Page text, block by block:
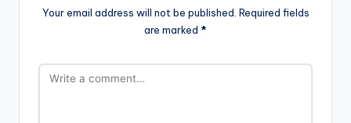
Your email address will not be published. Required fields
are marked *